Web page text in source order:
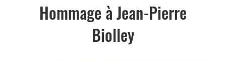
Hommage à Jean-Pierre
Biolley